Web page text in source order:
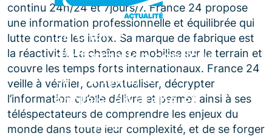
La chaîne
d’information continue
en français, en
anglais, en arabe et
en espagnol
continu 24h/24 et 7jours/7. France 24 propose
une information professionnelle et équilibrée qui
lutte contre les infox. Sa marque de fabrique est
la réactivité. La chaîne se mobilise sur le terrain et
couvre les temps forts internationaux. France 24
veille à vérifier, contextualiser, décrypter
l’information qu’elle délivre et permet ainsi à ses
téléspectateurs de comprendre les enjeux du
monde dans toute leur complexité, et de se forger